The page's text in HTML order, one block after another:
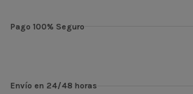
Pago 100% Seguro
Envío en 24/48 horas